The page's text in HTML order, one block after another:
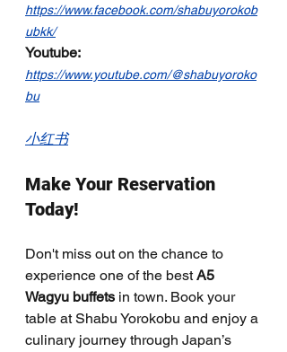
https://www.facebook.com/shabuyorokob
ubkk/
Youtube:
https://www.youtube.com/@shabuyoroko
bu
小红书
Make Your Reservation
Today!
Don't miss out on the chance to
experience one of the best A5
Wagyu buffets in town. Book your
table at Shabu Yorokobu and enjoy a
culinary journey through Japan’s